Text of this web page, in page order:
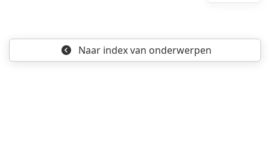
Naar indexvan onderwerpen